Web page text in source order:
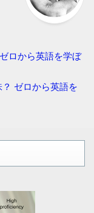
ロから英語を学ぼ
ゼロから英語を